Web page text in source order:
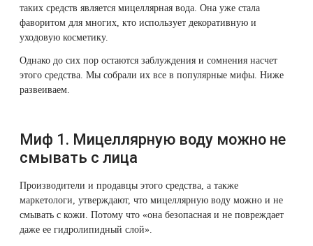
4. Миф 4.
Мицеллярная
вода питает
кожу
5. Миф 5.
пользоваться,
если брови с
6. Миф 6.
Лучше
таких средств является мицеллярная вода. Она уже стала
фаворитом для многих, кто использует декоративную и
уходовую косметику.
Однако до сих пор остаются заблуждения и сомнения насчет
этого средства. Мы собрали их все в популярные мифы. Ниже
развеиваем.
Миф 1. Мицеллярную воду можно не
смывать с лица
Производители и продавцы этого средства, а также
маркетологи, утверждают, что мицеллярную воду можно и не
смывать с кожи. Потому что «она безопасная и не повреждает
даже ее гидролипидный слой».
Лазерное удаление невуса
Лечение гиперпигментации
Удаление сосудистых звездочек
Удаление винного пятна
Лечение псориаза
Вакуумно-роликовый массаж на аппарате
Therapy Pulse
Фотодинамическая терапия HELEO™
Удалить морщины вокруг глаз
Удалить перманентный макияж
Поднять брови
Молодую и увлажнённую кожу вокруг глаз
Вылечить расширенные поры